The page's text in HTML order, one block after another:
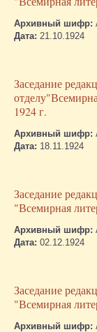
Архивный шифр:
Дата: 21.10.1924
Заседание
1924 г.
Архивный шифр:
Дата: 18.11.1924
Заседание
"Всемирная
Архивный шифр:
Дата: 02.12.1924
Заседание
"Всемирная
Архивный шифр: